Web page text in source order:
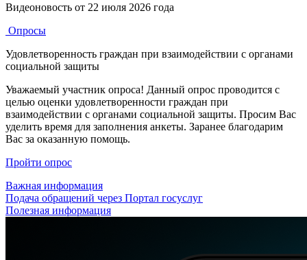
Видеоновость от 22 июля 2026 года
Опросы
Удовлетворенность граждан при взаимодействии с органами
социальной защиты
Уважаемый участник опроса! Данный опрос проводится с
целью оценки удовлетворенности граждан при
взаимодействии с органами социальной защиты. Просим Вас
уделить время для заполнения анкеты. Заранее благодарим
Вас за оказанную помощь.
Пройти опрос
Важная информация
Подача обращений через Портал госуслуг
Полезная информация